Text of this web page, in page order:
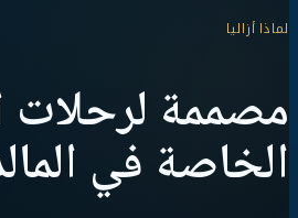
لماذا أزاليا
مصممة لرحلات
الخاصة في